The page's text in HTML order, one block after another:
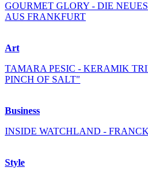
GOURMET GLORY - DIE
AUS FRANKFURT
Art
TAMARA PESIC - KERAMIK
PINCH OF SALT"
Business
INSIDE WATCHLAND -
Style